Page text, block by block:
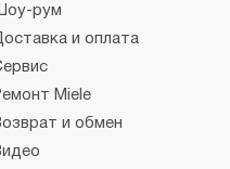
рум
и оплата
Miele
и обмен